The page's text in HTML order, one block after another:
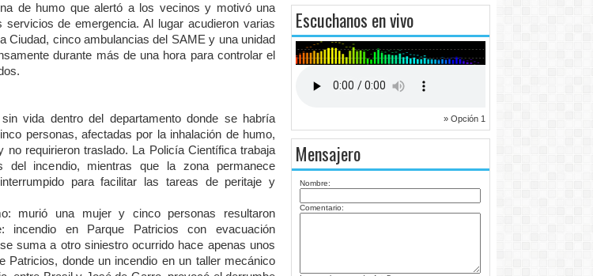
de humo que alertó a los vecinos y motivó una
servicios de emergencia. Al lugar acudieron varias
Ciudad, cinco ambulancias del SAME y una unidad
durante más de una hora para controlar el
vida dentro del departamento donde se habría
personas, afectadas por la inhalación de humo,
no requirieron traslado. La Policía Científica trabaja
del incendio, mientras que la zona permanece
para facilitar las tareas de peritaje y
murió una mujer y cinco personas resultaron
incendio en Parque Patricios con evacuación
suma a otro siniestro ocurrido hace apenas unos
Patricios, donde un incendio en un taller mecánico
Escuchanos en vivo
» Opción 1
Mensajero
Nombre:
Comentario: